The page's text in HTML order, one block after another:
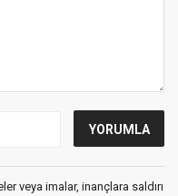
veya imalar, inançlara saldırı